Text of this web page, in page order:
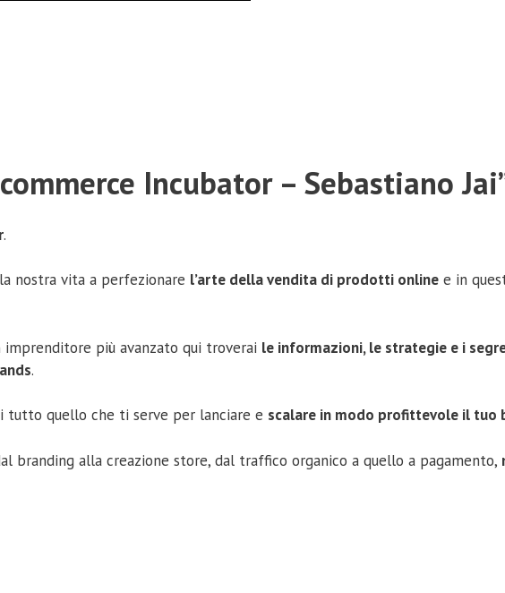
Incubator – Sebastiano
.
nostra vita a perfezionare l’arte della vendita di prodotti online e in
più avanzato qui troverai le informazioni, le strategie e i
.
tutto quello che ti serve per lanciare e scalare in modo profittevole il tuo
branding alla creazione store, dal traffico organico a quello a pagamento,